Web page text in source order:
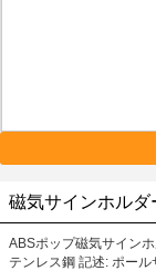
磁気サインホルダ
ABSポップ磁気サイン
テンレス鋼 記述: ポー